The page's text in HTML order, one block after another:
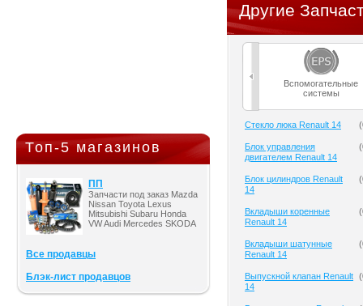
Топ-5 магазинов
ПП
Запчасти под заказ Mazda
Nissan Toyota Lexus
Mitsubishi Subaru Honda
VW Audi Mercedes SKODA
Все продавцы
Блэк-лист продавцов
Другие
Вспомогательные
системы
Cтекло люка Renault 14 (
Блок управления
двигателем Renault 14
(
Блок цилиндров Renault
14
(
Вкладыши коренные
Renault 14
(
Вкладыши шатунные
Renault 14
(
Выпускной клапан Renault
14
(